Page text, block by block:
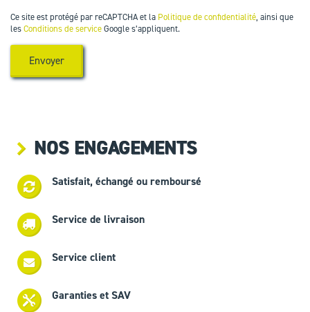
Ce site est protégé par reCAPTCHA et la Politique de confidentialité, ainsi que
lesConditions de serviceGoogle s’appliquent.
NOS ENGAGEMENTS
Satisfait, échangé ou remboursé
Service de livraison
Service client
Garanties et SAV